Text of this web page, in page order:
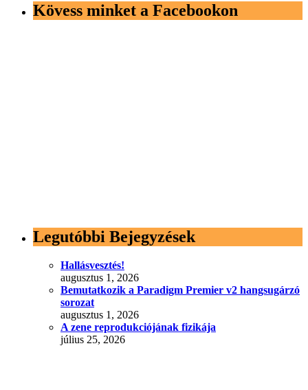
Kövess minket a Facebookon
Legutóbbi Bejegyzések
Hallásvesztés!
augusztus 1, 2026
Bemutatkozik a Paradigm Premier v2 hangsugárzó
sorozat
augusztus 1, 2026
A zene reprodukciójának fizikája
július 25, 2026